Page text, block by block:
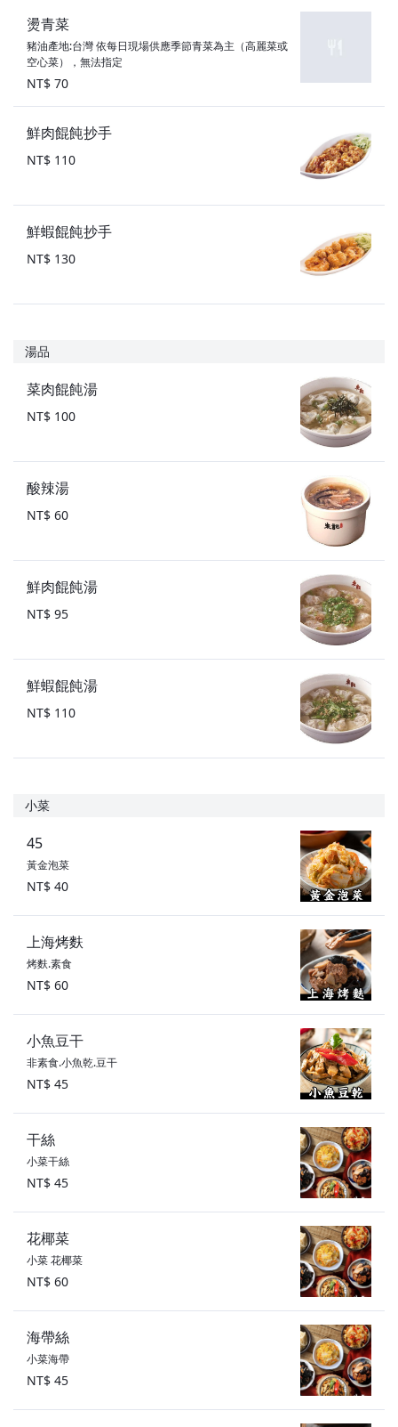
燙青菜
豬油產地:台灣 依每日現場供應季節青菜為主（高麗菜或
空心菜），無法指定
NT$ 70
鮮肉餛飩抄手
NT$ 110
鮮蝦餛飩抄手
NT$ 130
湯品
菜肉餛飩湯
NT$ 100
酸辣湯
NT$ 60
鮮肉餛飩湯
NT$ 95
鮮蝦餛飩湯
NT$ 110
小菜
45
黃金泡菜
NT$ 40
上海烤麩
烤麩.素食
NT$ 60
小魚豆干
非素食.小魚乾.豆干
NT$ 45
干絲
小菜干絲
NT$ 45
花椰菜
小菜 花椰菜
NT$ 60
海帶絲
小菜海帶
NT$ 45